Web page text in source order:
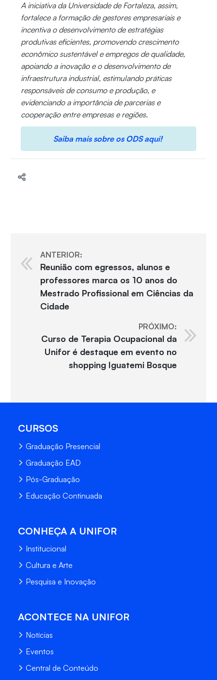
A iniciativa da Universidade de Fortaleza, assim,
fortalece a formação de gestores empresariais e
incentiva o desenvolvimento de estratégias
produtivas eficientes, promovendo crescimento
econômico sustentável e empregos de qualidade,
apoiando a inovação e o desenvolvimento de
infraestrutura industrial, estimulando práticas
responsáveis de consumo e produção, e
evidenciando a importância de parcerias e
cooperação entre empresas e regiões.
Saiba mais sobre os ODS aqui!
ANTERIOR:
Reunião com egressos, alunos e
professores marca os 10 anos do
Mestrado Profissional em Ciências da
Cidade
PRÓXIMO:
Curso de Terapia Ocupacional da
Unifor é destaque em evento no
shopping Iguatemi Bosque
CURSOS
Graduação Presencial
Graduação EAD
Pós-Graduação
Educação Continuada
CONHEÇA A UNIFOR
Institucional
Cultura e Arte
Pesquisa e Inovação
ACONTECE NA UNIFOR
Notícias
Eventos
Central de Conteúdo